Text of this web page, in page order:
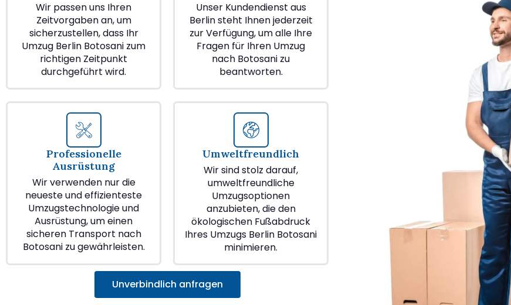
Wir passen uns Ihren
Zeitvorgaben an, um
sicherzustellen, dass Ihr
Umzug Berlin Botosani zum
richtigen Zeitpunkt
durchgeführt wird.
Unser Kundendienst aus
Berlin steht Ihnen jederzeit
zur Verfügung, um alle Ihre
Fragen für Ihren Umzug
nach Botosani zu
beantworten.
Professionelle
Ausrüstung
Wir verwenden nur die
neueste und effizienteste
Umzugstechnologie und
Ausrüstung, um einen
sicheren Transport nach
Botosani zu gewährleisten.
Umweltfreundlich
Wir sind stolz darauf,
umweltfreundliche
Umzugsoptionen
anzubieten, die den
ökologischen Fußabdruck
Ihres Umzugs Berlin Botosani
minimieren.
Unverbindlich anfragen